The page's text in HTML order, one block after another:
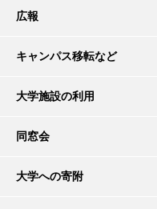
広報
キャンパス移転など
大学施設の利用
同窓会
大学への寄附